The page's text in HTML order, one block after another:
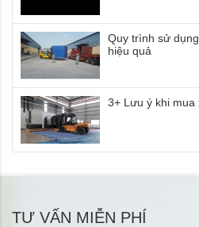
Quy trình sử
hiệu quả
3+ Lưu ý khi
TƯ VẤN MIỄN PHÍ